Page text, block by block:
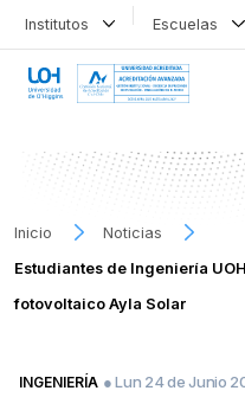
Institutos Escuelas
Inicio
Noticias
Estudiantes de Ingeniería
fotovoltaico Ayla Solar
INGENIERÍA ● Lun 24 de Junio